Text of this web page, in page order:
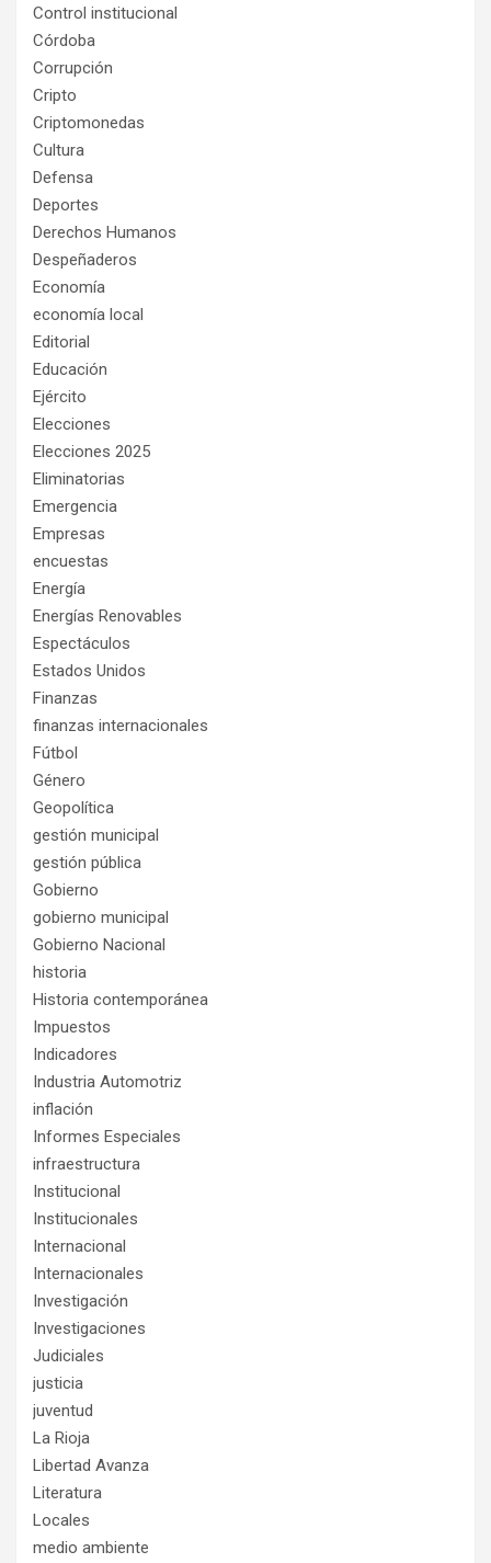
Control institucional
Córdoba
Corrupción
Cripto
Criptomonedas
Cultura
Defensa
Deportes
Derechos Humanos
Despeñaderos
Economía
economía local
Editorial
Educación
Ejército
Elecciones
Elecciones 2025
Eliminatorias
Emergencia
Empresas
encuestas
Energía
Energías Renovables
Espectáculos
Estados Unidos
Finanzas
finanzas internacionales
Fútbol
Género
Geopolítica
gestión municipal
gestión pública
Gobierno
gobierno municipal
Gobierno Nacional
historia
Historia contemporánea
Impuestos
Indicadores
Industria Automotriz
inflación
Informes Especiales
infraestructura
Institucional
Institucionales
Internacional
Internacionales
Investigación
Investigaciones
Judiciales
justicia
juventud
La Rioja
Libertad Avanza
Literatura
Locales
medio ambiente